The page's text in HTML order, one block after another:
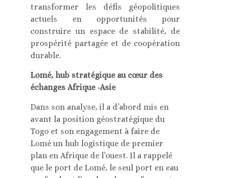
transformer les défis géopolitiques
actuels en opportunités pour
construire un espace de stabilité, de
prospérité partagée et de coopération
durable.
Lomé, hub stratégique au cœur des
échanges Afrique -Asie
Dans son analyse, il a d’abord mis en
avant la position géostratégique du
Togo et son engagement à faire de
Lomé un hub logistique de premier
plan en Afrique de l’ouest. Il a rappelé
que le port de Lomé, le seul port en eau